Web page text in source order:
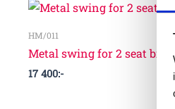
HM/011
Metal swing for 2 seat birds
17 400:-